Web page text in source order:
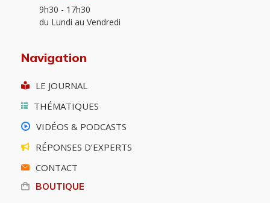
9h30 - 17h30
du Lundi au Vendredi
Navigation
LE JOURNAL
THÉMATIQUES
VIDÉOS & PODCASTS
RÉPONSES D’EXPERTS
CONTACT
BOUTIQUE